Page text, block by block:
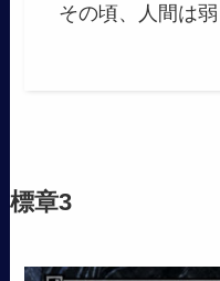
その頃、人間は
標章3